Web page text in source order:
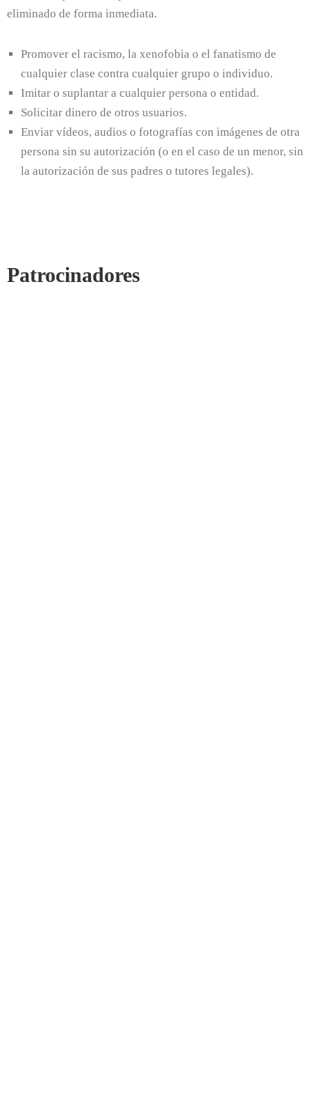
eliminado de forma inmediata.
Promover el racismo, la xenofobia o el fanatismo de
cualquier clase contra cualquier grupo o individuo.
Imitar o suplantar a cualquier persona o entidad.
Solicitar dinero de otros usuarios.
Enviar vídeos, audios o fotografías con imágenes de otra
persona sin su autorización (o en el caso de un menor, sin
la autorización de sus padres o tutores legales).
Patrocinadores